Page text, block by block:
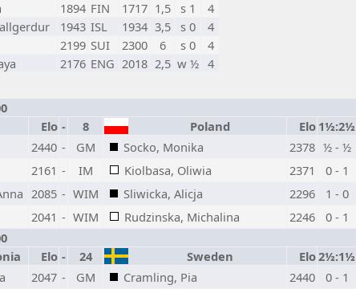
1894 FIN 1717 1,5 s 1
4
1943 ISL 1934 3,5 s 0
4
2199 SUI 2300 6 s 0
4
2176 ENG 2018 2,5 w ½ 4
Elo - 8 Poland Elo 1½:2½
2440 - GM Socko, Monika 2378 ½ - ½
2161 - IM Kiolbasa, Oliwia 2371
0 - 1
2085 - WIM Sliwicka, Alicja 2296
1 - 0
2041 - WIM Rudzinska, Michalina 2246
0 - 1
Elo - 24 Sweden Elo2½:1½
2047 - GM Cramling, Pia 2440
0 - 1